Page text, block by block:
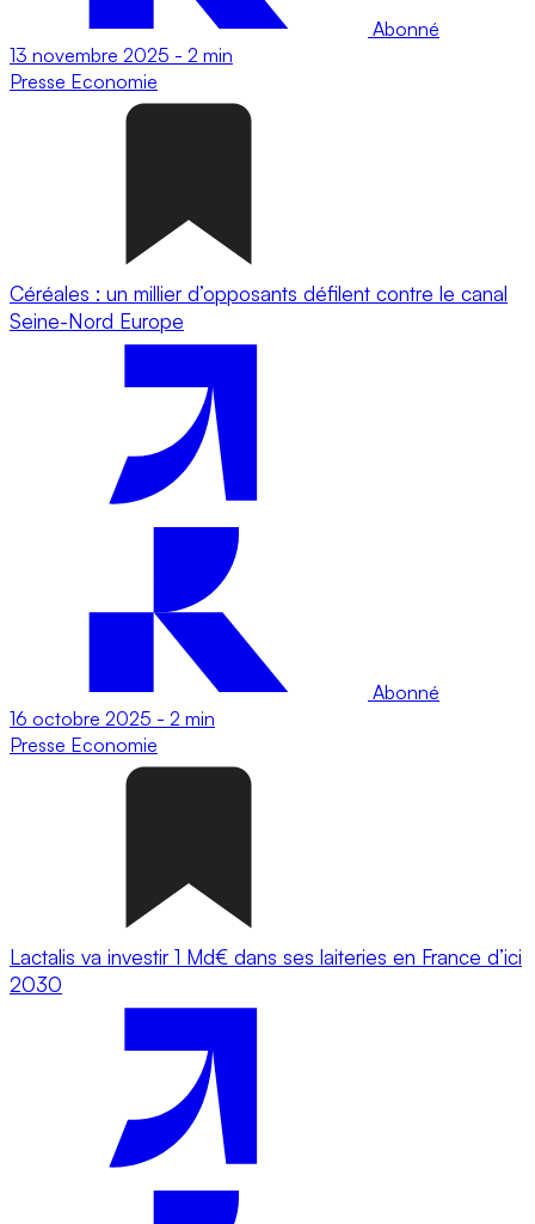
Abonné
13 novembre 2025 - 2 min
Presse Economie
Céréales : un millier d’opposants défilent contre le canal
Seine-Nord Europe
Abonné
16 octobre 2025 - 2 min
Presse Economie
Lactalis va investir 1 Md€ dans ses laiteries en France d’ici
2030